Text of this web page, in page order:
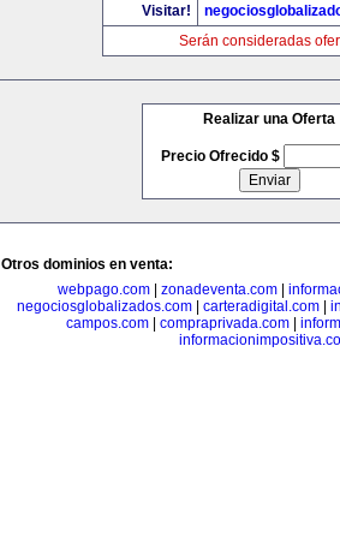
Visitar!
Serán consideradas
Realizar una Oferta
Precio Ofrecido $
Otros dominios en venta:
webpago.com
zonadeventa.com
negociosglobalizados.com
carteradigital.com
campos.com
compraprivada.com